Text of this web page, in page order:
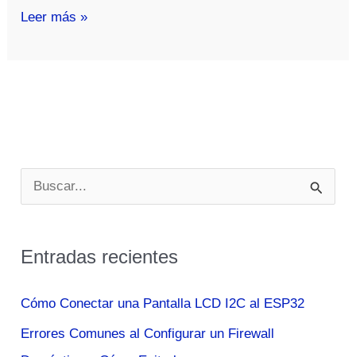
Los
Moviles
Leer más »
u
c
p
Entradas recientes
Cómo Conectar una Pantalla LCD I2C al ESP32
Errores Comunes al Configurar un Firewall